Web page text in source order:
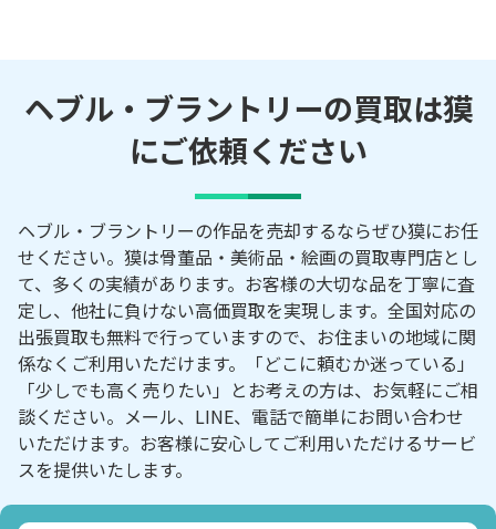
ヘブル・ブラントリーの買取は獏
にご依頼ください
ヘブル・ブラントリーの作品を売却するならぜひ獏にお任
せください。獏は骨董品・美術品・絵画の買取専門店とし
て、多くの実績があります。お客様の大切な品を丁寧に査
定し、他社に負けない高価買取を実現します。全国対応の
出張買取も無料で行っていますので、お住まいの地域に関
係なくご利用いただけます。「どこに頼むか迷っている」
「少しでも高く売りたい」とお考えの方は、お気軽にご相
談ください。メール、LINE、電話で簡単にお問い合わせ
いただけます。お客様に安心してご利用いただけるサービ
スを提供いたします。